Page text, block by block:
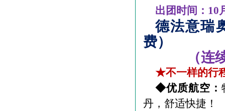
出团时间： 10
德法意瑞
费）
（
★不一样的行
◆优质航空：
丹，舒适快捷！